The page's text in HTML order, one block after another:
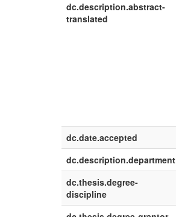
dc.description.abstract-
translated
dc.date.accepted
dc.description.department
dc.thesis.degree-
discipline